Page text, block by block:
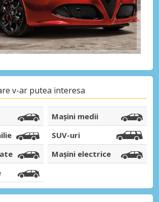
Autentificare cu eLink
v-ar putea interesa
Mașini medii
SUV-uri
Mașini electrice